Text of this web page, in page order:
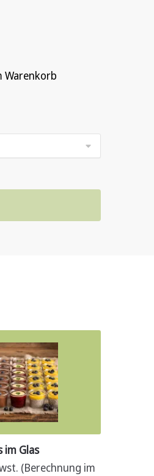
Warenkorb
im Glas
(Berechnung im